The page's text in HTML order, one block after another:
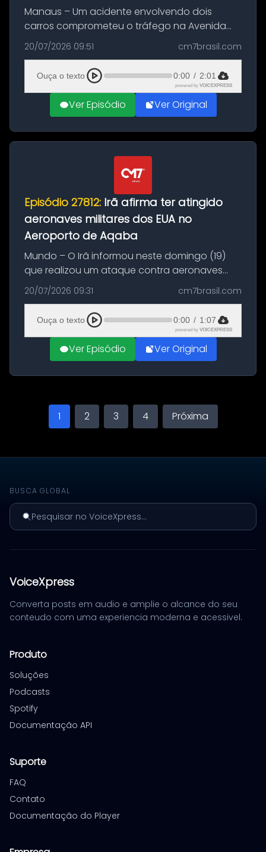
Manaus – Um acidente envolvendo dois
carros comprometeu o tráfego na Avenida
Brasil durante a manhã desta segunda-feira
(20), em frente ao complexo da Prefeitura de
Manaus, na Zona Oeste. A batida ter...
20/07/2026 09:51 cm7brasil.com
Ouça o texto 0:00 / 2:01
powered by VOICEXPRESS
Ver Episódio Ver Original
Episódio 27812: Irã afirma ter atingido
aeronaves militares dos EUA no
Aeroporto de Aqaba
Mundo – O Irã informou neste domingo (19)
que realizou um ataque contra aeronaves
militares dos Estados Unidos estacionadas no
Aeroporto de Aqaba, na Jordânia, durante a
21ª fase da Operação Nasr 2. A...
20/07/2026 09:31 cm7brasil.com
Ouça o texto 0:00 / 1:07
powered by VOICEXPRESS
Ver Episódio Ver Original
1 2 3 4 Próxima
BUSCA GLOBAL
Pesquisar no VoiceXpress...
VoiceXpress
Converta posts em audio e amplie o alcance do seu
conteudo com uma experiencia moderna e acessivel.
Produto
Soluções
Podcasts
Spotify
Documentação API
Suporte
FAQ
Contato
Documentação do Player